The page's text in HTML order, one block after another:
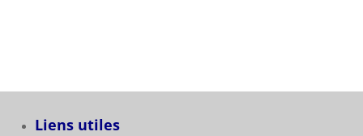
Liens utiles